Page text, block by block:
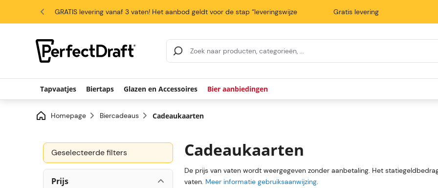
4.6/5 GRATIS levering vanaf 3 vaten! Het aanbod geldt voor de stap “leveringswijze Gratis levering
Search Results
Tapvaatjes Biertaps Glazen en Accessoires Bier aanbiedingen
Homepage Biercadeaus Cadeaukaarten
Geselecteerde filters
Prijs
Cadeaukaarten
De prijs van vaten wordt weergegeven zonder aanbetaling. Het
vaten. Meer informatie gebruiksaanwijzing.